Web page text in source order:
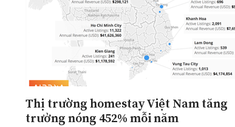
Quan điểm
Xi nhan Trái Phải
Bạn đọc viết
Thị trường homestay Việt Nam tăng
trưởng nóng 452% mỗi năm